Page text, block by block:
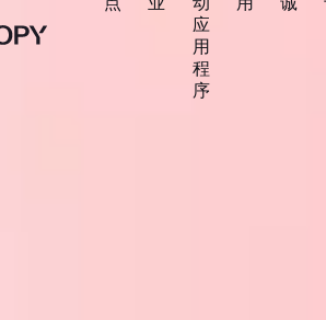
应
用
程
序